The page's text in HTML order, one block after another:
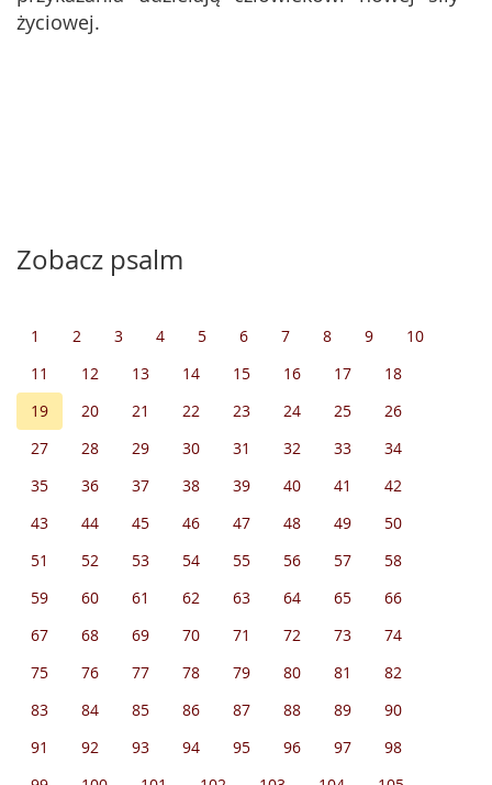
życiowej.
Zobacz psalm
1 2 3 4 5 6 7 8 9
10
11
12 13 14 15 16 17
18
19
20 21 22 23 24 25
26
27
28 29 30 31 32 33
34
35
36 37 38 39 40 41
42
43
44 45 46 47 48 49
50
51
52 53 54 55 56 57
58
59
60 61 62 63 64 65
66
67
68 69 70 71 72 73
74
75
76 77 78 79 80 81
82
83
84 85 86 87 88 89
90
91
92 93 94 95 96 97
98